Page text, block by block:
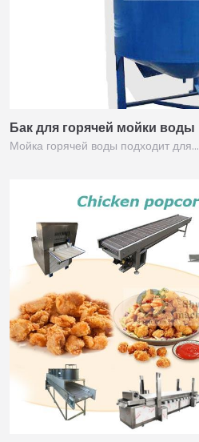
Бак для горячей мойки воды
Мойка горячей воды подходит для…